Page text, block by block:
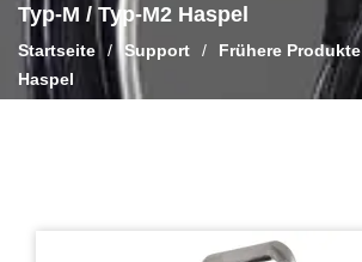
Typ-M / Typ-M2 Haspel
Startseite / Support / Frühere Produkte
Haspel